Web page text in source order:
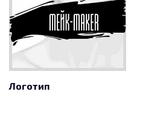
Логотип